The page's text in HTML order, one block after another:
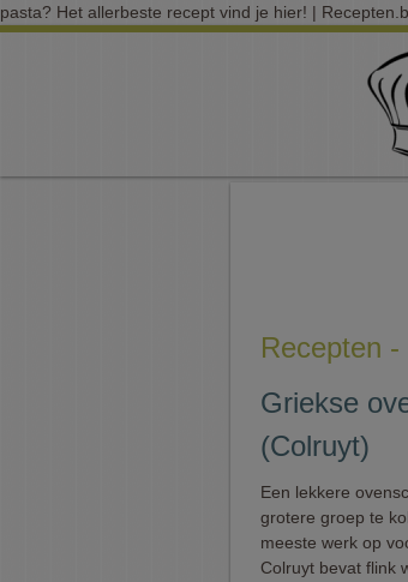
pasta? Het allerbeste recept vind je hier! |
Recepten -
Griekse
(Colruyt)
Een lekkere
grotere groep te
meeste werk op
Colruyt bevat flink